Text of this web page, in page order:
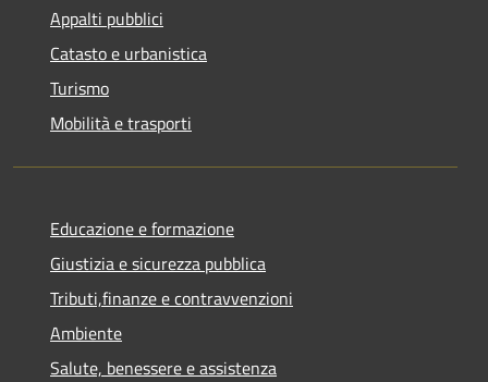
Appalti pubblici
Catasto e urbanistica
Turismo
Mobilità e trasporti
Educazione e formazione
Giustizia e sicurezza pubblica
Tributi,finanze e contravvenzioni
Ambiente
Salute, benessere e assistenza